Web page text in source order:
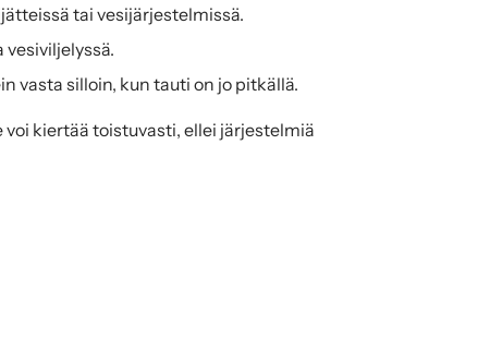
tai vesijärjestelmissä.
vasta silloin, kun tauti on jo pitkällä.
kiertää toistuvasti, ellei järjestelmiä